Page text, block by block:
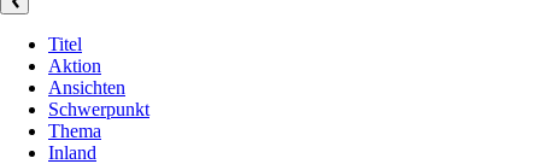
Titel
Aktion
Ansichten
Schwerpunkt
Thema
Inland